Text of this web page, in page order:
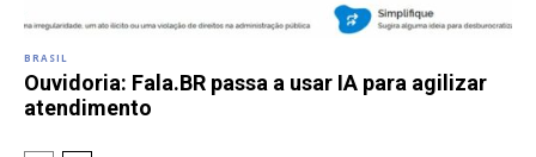
BRASIL
Ouvidoria: Fala.BR passa a usar IA para agilizar
atendimento